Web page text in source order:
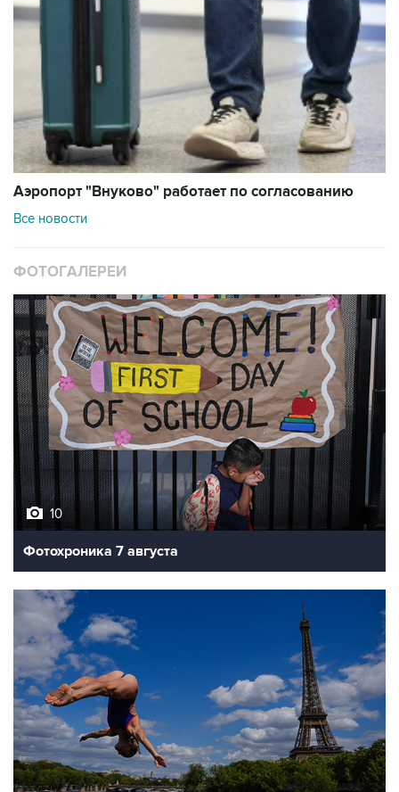
Аэропорт "Внуково" работает по согласованию
Все новости
ФОТОГАЛЕРЕИ
10
Фотохроника 7 августа